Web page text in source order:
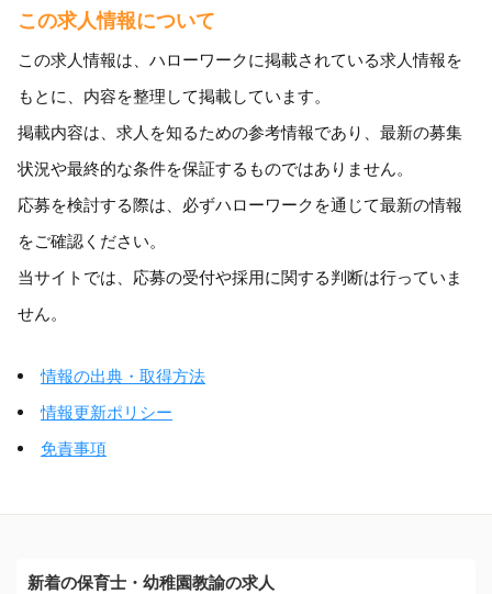
この求人情報について
この求人情報は、ハローワークに掲載されている求人情報を
もとに、内容を整理して掲載しています。
掲載内容は、求人を知るための参考情報であり、最新の募集
状況や最終的な条件を保証するものではありません。
応募を検討する際は、必ずハローワークを通じて最新の情報
をご確認ください。
当サイトでは、応募の受付や採用に関する判断は行っていま
せん。
情報の出典・取得方法
情報更新ポリシー
免責事項
新着の保育士・幼稚園教諭の求人